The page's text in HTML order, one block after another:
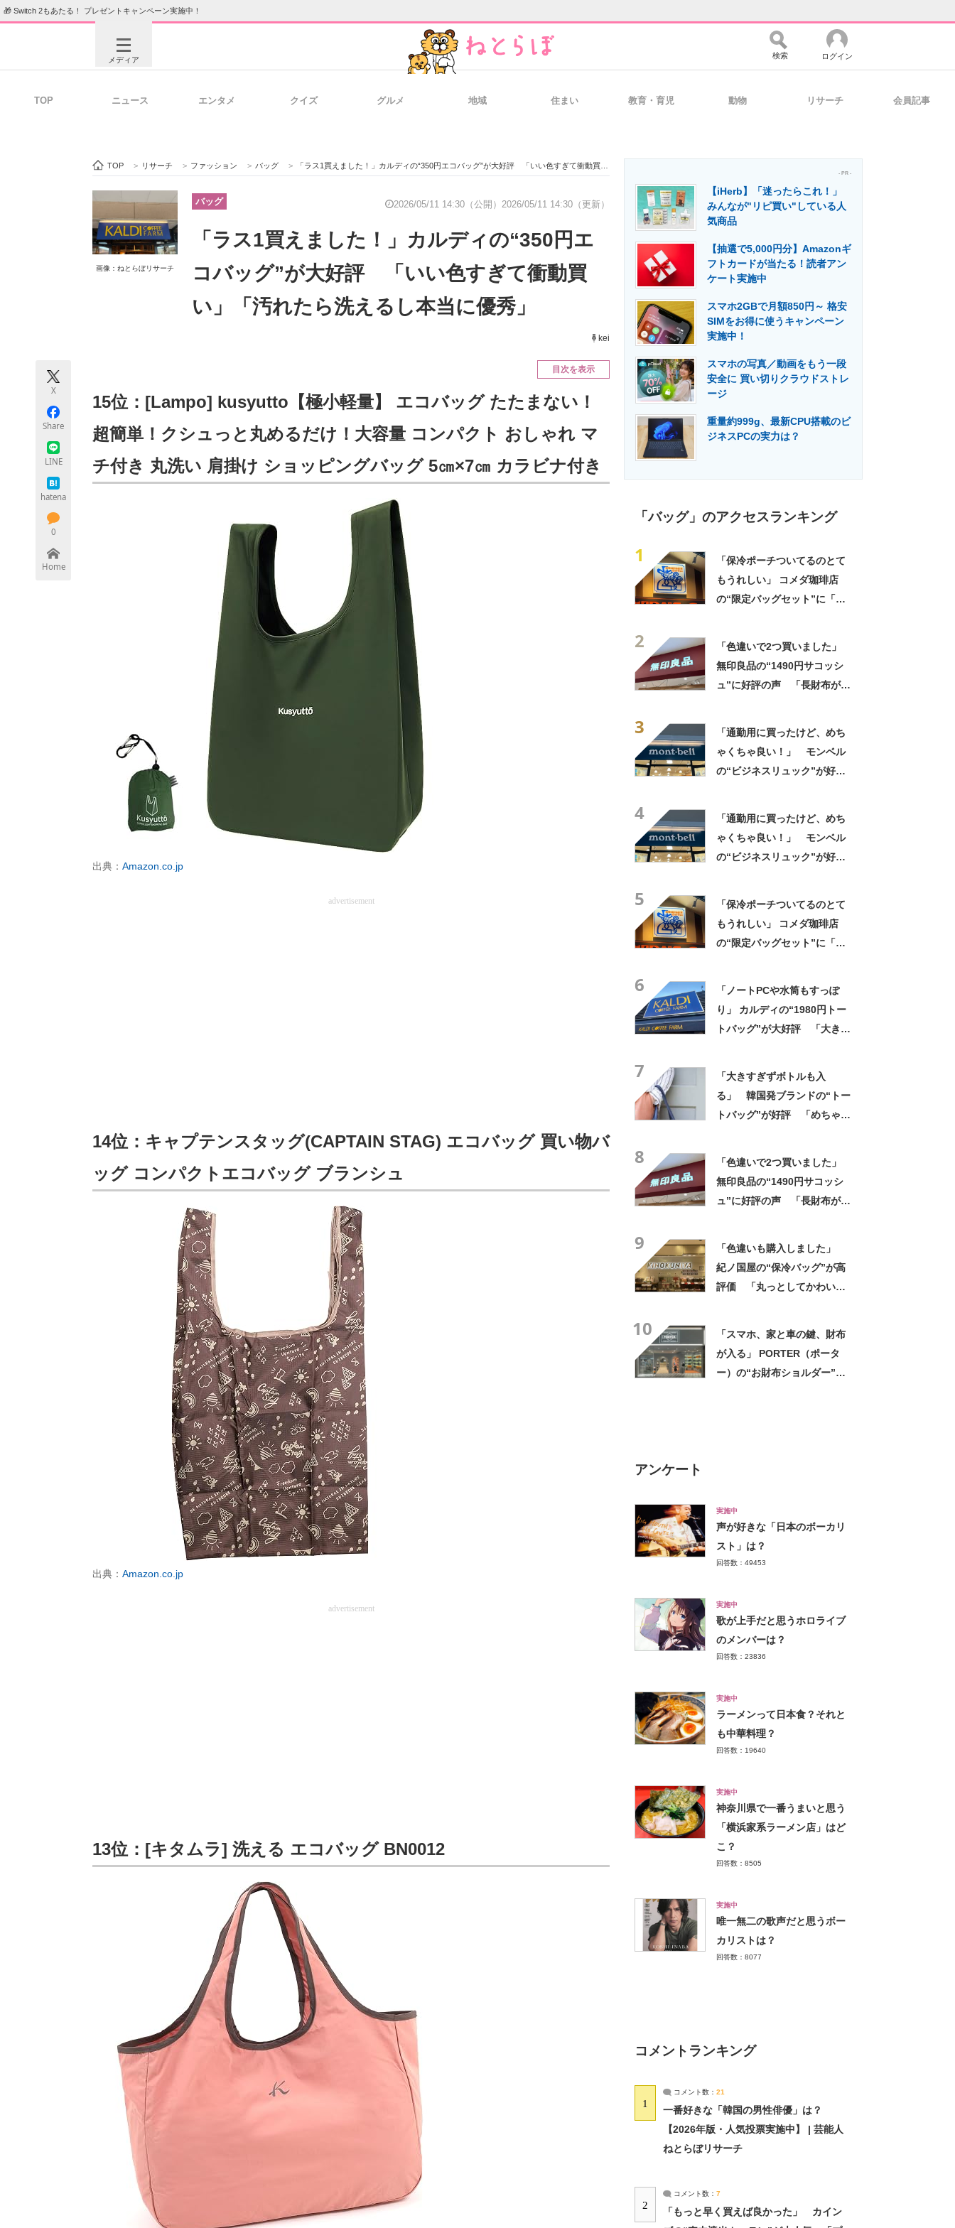
🎁 Switch 2もあたる！ プレゼントキャンペーン実施中！
メディア
ビジネスと働き方のヒント 経営リーダーのコミュニティ マーケ×ITの今がよく分かる
企業向けIT製品の総合サイト 製造業のIT導入・活用を支援
エネルギーの専門メディア 建設×テクノロジーの最前線
ちょっと気になるネットの話題
検索 ログイン
TOP ニュース エンタメ クイズ グルメ 地域 住まい 教育・育児 動物 リサーチ 会員記事
TOP > リサーチ > ファッション > バッグ > 「ラス1買えました！」カルディの“350円エコバッグ”が大好評 「いい色すぎて衝動買い」「汚れたら洗えるし本当に優秀」
画像：ねとらぼリサーチ
バッグ 2026/05/11 14:30（公開） 2026/05/11 14:30（更新）
「ラス1買えました！」カルディの“350円エ
コバッグ”が大好評 「いい色すぎて衝動買
い」「汚れたら洗えるし本当に優秀」
kei
X
Share
LINE
hatena
0
Home
目次を表示
15位：[Lampo] kusyutto【極小軽量】 エコバッグ たたまない！
超簡単！クシュっと丸めるだけ！大容量 コンパクト おしゃれ マ
チ付き 丸洗い 肩掛け ショッピングバッグ 5㎝×7㎝ カラビナ付き
出典： Amazon.co.jp
advertisement
14位：キャプテンスタッグ(CAPTAIN STAG) エコバッグ 買い物バ
ッグ コンパクトエコバッグ ブランシュ
出典： Amazon.co.jp
advertisement
13位：[キタムラ] 洗える エコバッグ BN0012
- PR -
【iHerb】「迷ったらこれ！」
みんなが"リピ買い"している人
気商品
【抽選で5,000円分】Amazonギ
フトカードが当たる！読者アン
ケート実施中
スマホ2GBで月額850円～ 格安
SIMをお得に使うキャンペーン
実施中！
スマホの写真／動画をもう一段
安全に 買い切りクラウドストレ
ージ
重量約999g、最新CPU搭載のビ
ジネスPCの実力は？
「バッグ」のアクセスランキング
1
「保冷ポーチついてるのとて
もうれしい」 コメダ珈琲店
の“限定バッグセット”に「ペ
2
「色違いで2つ買いました」
無印良品の“1490円サコッシ
ュ”に好評の声 「長財布が横
3
「通勤用に買ったけど、めち
ゃくちゃ良い！」 モンベル
の“ビジネスリュック”が好
4
「通勤用に買ったけど、めち
ゃくちゃ良い！」 モンベル
の“ビジネスリュック”が好
5
「保冷ポーチついてるのとて
もうれしい」 コメダ珈琲店
の“限定バッグセット”に「ペ
6
「ノートPCや水筒もすっぽ
り」 カルディの“1980円トー
トバッグ”が大好評 「大きさ
7
「大きすぎずボトルも入
る」 韓国発ブランドの“トー
トバッグ”が好評 「めちゃく
8
「色違いで2つ買いました」
無印良品の“1490円サコッシ
ュ”に好評の声 「長財布が横
9
「色違いも購入しました」
紀ノ国屋の“保冷バッグ”が高
評価 「丸っとしてかわいい
10
「スマホ、家と車の鍵、財布
が入る」 PORTER（ポータ
ー）の“お財布ショルダー”が
アンケート
実施中
声が好きな「日本のボーカリ
スト」は？
回答数：49453
実施中
歌が上手だと思うホロライブ
のメンバーは？
回答数：23836
実施中
ラーメンって日本食？それと
も中華料理？
回答数：19640
実施中
神奈川県で一番うまいと思う
「横浜家系ラーメン店」はど
こ？
回答数：8505
実施中
唯一無二の歌声だと思うボー
カリストは？
回答数：8077
コメントランキング
1
コメント数： 21
一番好きな「韓国の男性俳優」は？
【2026年版・人気投票実施中】 | 芸能人
ねとらぼリサーチ
2
コメント数： 7
「もっと早く買えば良かった」 カイン